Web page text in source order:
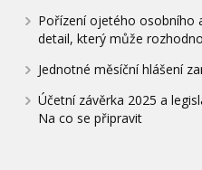
Pořízení ojetého osobního
detail, který může
Jednotné měsíční hlášení
Účetní závěrka 2025 a
Na co se připravit